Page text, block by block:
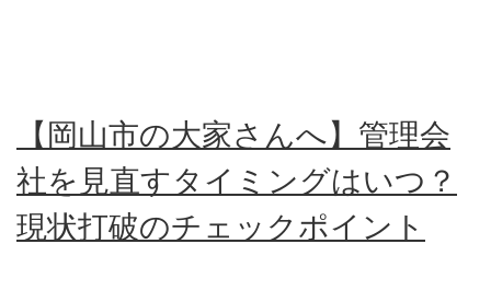
【岡山市の大家さんへ】管理会
社を見直すタイミングはいつ？
現状打破のチェックポイント